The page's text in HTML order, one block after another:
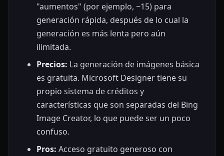
"aumentos" (por ejemplo, ~15) para
generación rápida, después de lo cual la
generación es más lenta pero aún
ilimitada.
Precios: La generación de imágenes básica
es gratuita. Microsoft Designer tiene su
propio sistema de créditos y
características que son separadas del Bing
Image Creator, lo que puede ser un poco
confuso.
Pros: Acceso gratuito generoso con